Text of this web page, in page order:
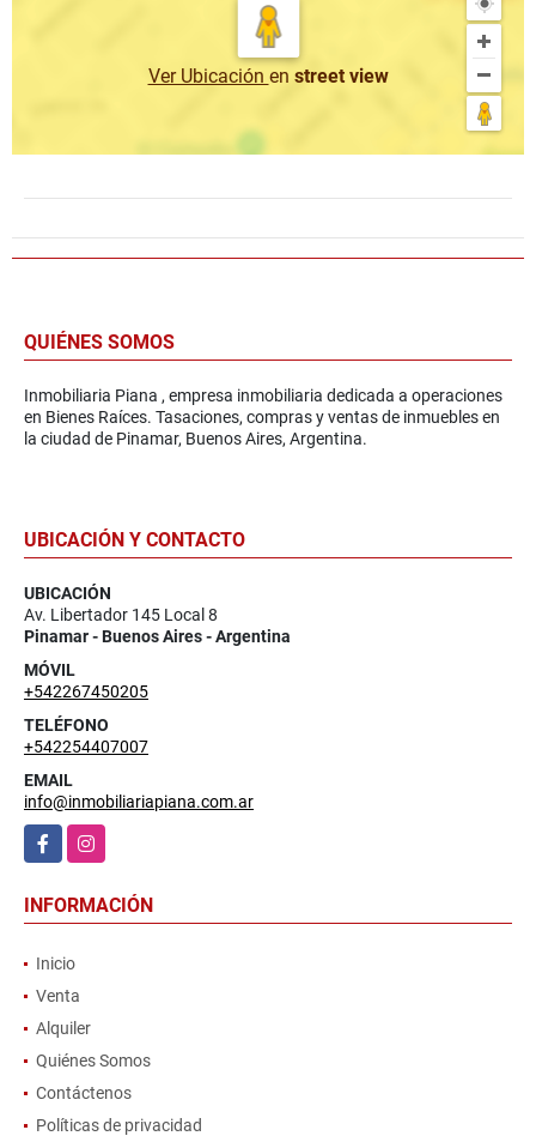
Ver Ubicación en street view
QUIÉNES SOMOS
Inmobiliaria Piana , empresa inmobiliaria dedicada a operaciones
en Bienes Raíces. Tasaciones, compras y ventas de inmuebles en
la ciudad de Pinamar, Buenos Aires, Argentina.
UBICACIÓN Y CONTACTO
UBICACIÓN
Av. Libertador 145 Local 8
Pinamar - Buenos Aires - Argentina
MÓVIL
+542267450205
TELÉFONO
+542254407007
EMAIL
info@inmobiliariapiana.com.ar
FacebookInstagram
INFORMACIÓN
Inicio
Venta
Alquiler
Quiénes Somos
Contáctenos
Políticas de privacidad